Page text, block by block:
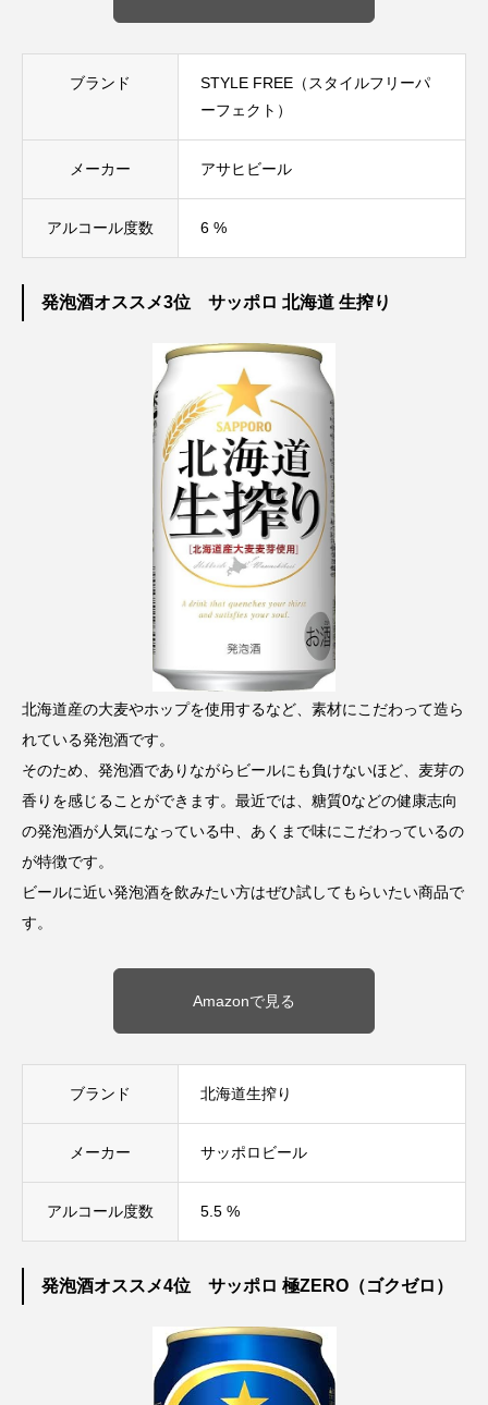
ブランド
STYLE FREE（スタイルフリーパ
ーフェクト）
メーカー アサヒビール
アルコール度数 6 %
発泡酒オススメ3位 サッポロ 北海道 生搾り
北海道産の大麦やホップを使用するなど、素材にこだわって造ら
れている発泡酒です。
そのため、発泡酒でありながらビールにも負けないほど、麦芽の
香りを感じることができます。最近では、糖質0などの健康志向
の発泡酒が人気になっている中、あくまで味にこだわっているの
が特徴です。
ビールに近い発泡酒を飲みたい方はぜひ試してもらいたい商品で
す。
Amazonで見る
ブランド 北海道生搾り
メーカー サッポロビール
アルコール度数 5.5 %
発泡酒オススメ4位 サッポロ 極ZERO（ゴクゼロ）